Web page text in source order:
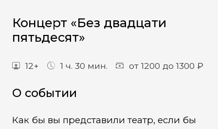
Концерт «Без двадцати
пятьдесят»
12+ 1 ч. 30 мин. от 1200 до 1300 ₽
О событии
Как бы вы представили театр, если бы